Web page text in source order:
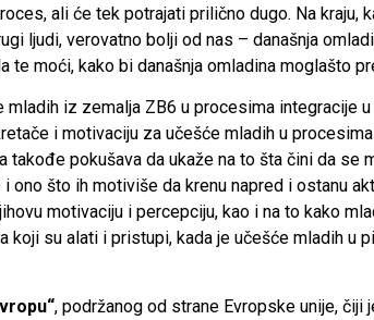
ali će tek potrajati prilično dugo. Na kraju,
ljudi, verovatno bolji od nas – današnja
moći, kako bi današnja omladina moglašto
iz zemalja ZB6 u procesima integracije
i motivaciju za učešće mladih u
pokušava da ukaže na to šta čini da se
što ih motiviše da krenu napred i ostanu
motivaciju i percepciju, kao i na to kako
su alati i pristupi, kada je učešće mladih u
, podržanog od strane Evropske unije, čiji